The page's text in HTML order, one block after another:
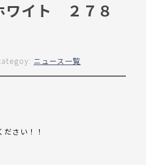
イト ２７８
ニュース一覧
さい！！